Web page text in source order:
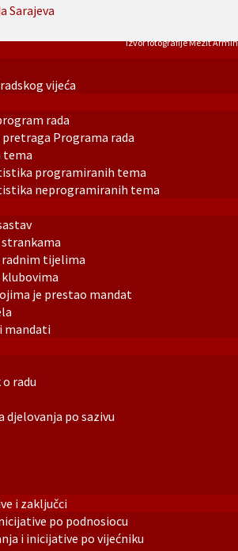
vijeća
rada
pretraga Programa rada
programiranih tema
neprogramiranih tema
strankama
radnim tijelima
je prestao mandat
mandati
radu
po sazivu
i zaključci
po podnosiocu
i inicijative po vijećniku
Izvor fotografije Mezit Armin